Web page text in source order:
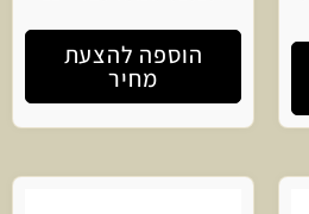
הוספה להצעת
מחיר